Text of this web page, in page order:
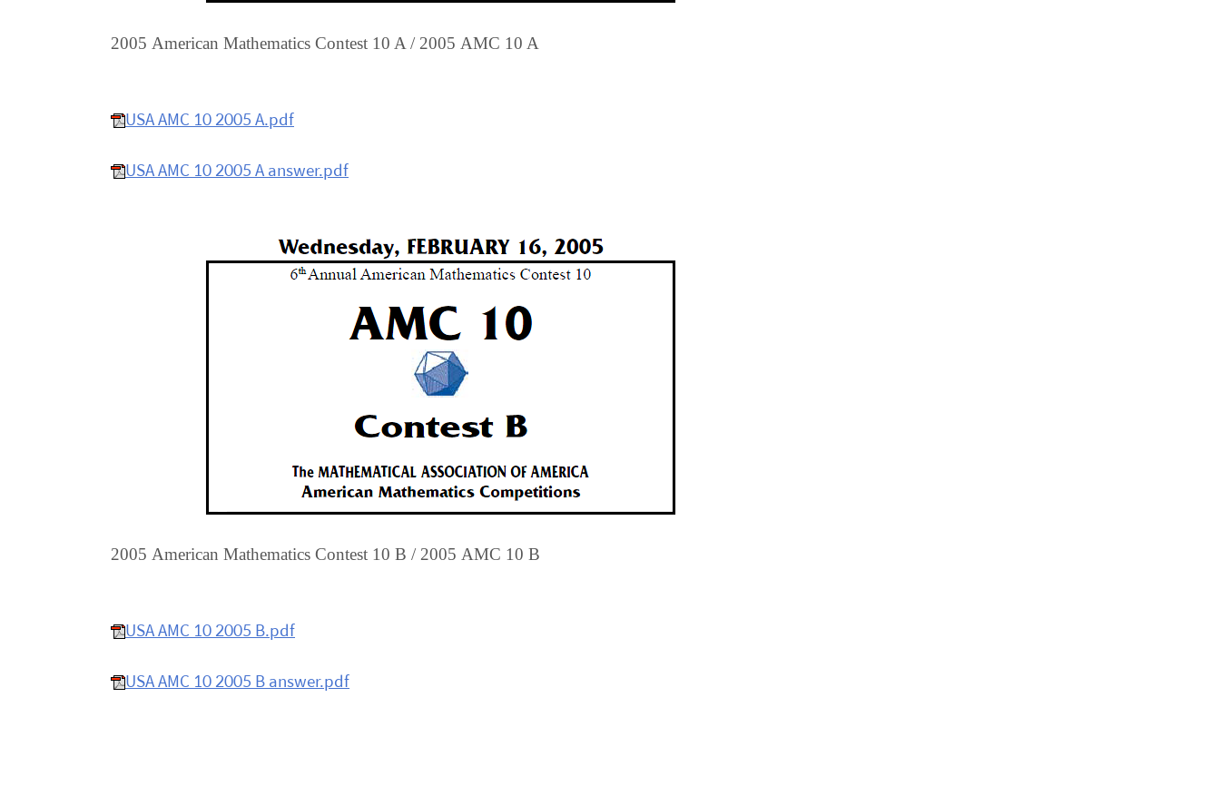
2005 American Mathematics Contest 10 A / 2005 AMC 10 A
USA AMC 10 2005 A.pdf
USA AMC 10 2005 A answer.pdf
2005 American Mathematics Contest 10 B / 2005 AMC 10 B
USA AMC 10 2005 B.pdf
USA AMC 10 2005 B answer.pdf